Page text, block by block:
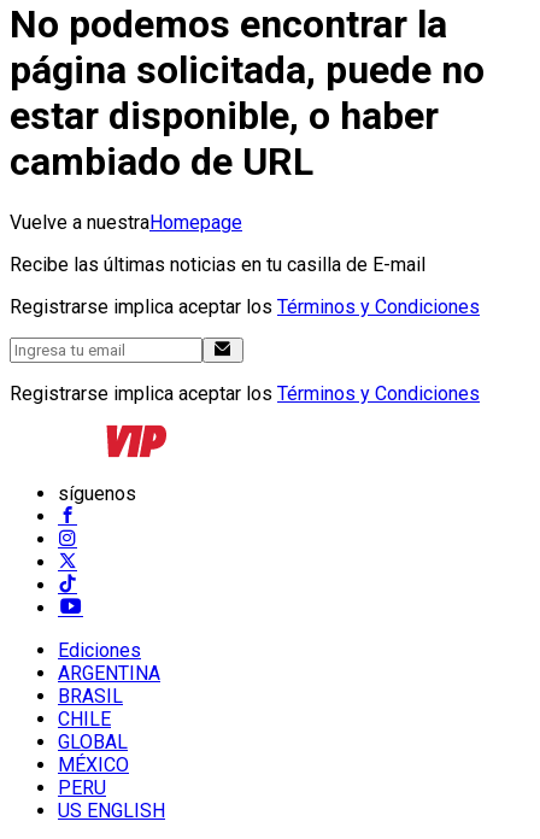
No podemos encontrar la
página solicitada, puede no
estar disponible, o haber
cambiado de URL
Vuelve a nuestraHomepage
Recibe las últimas noticias en tu casilla de E-mail
Registrarse implica aceptar los Términos y Condiciones
Registrarse implica aceptar los Términos y Condiciones
síguenos
Ediciones
ARGENTINA
BRASIL
CHILE
GLOBAL
MÉXICO
PERU
US ENGLISH